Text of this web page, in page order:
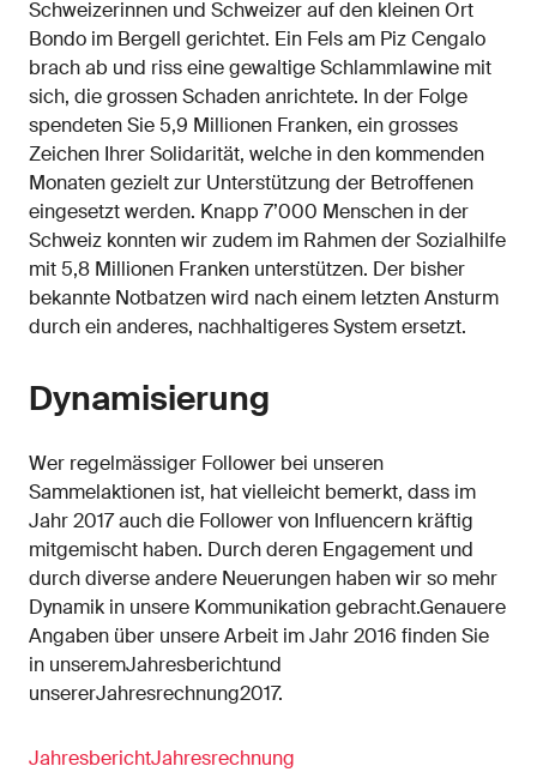
Schweizerinnen und Schweizer auf den kleinen Ort
Bondo im Bergell gerichtet. Ein Fels am Piz Cengalo
brach ab und riss eine gewaltige Schlammlawine mit
sich, die grossen Schaden anrichtete. In der Folge
spendeten Sie 5,9 Millionen Franken, ein grosses
Zeichen Ihrer Solidarität, welche in den kommenden
Monaten gezielt zur Unterstützung der Betroffenen
eingesetzt werden. Knapp 7’000 Menschen in der
Schweiz konnten wir zudem im Rahmen der Sozialhilfe
mit 5,8 Millionen Franken unterstützen. Der bisher
bekannte Notbatzen wird nach einem letzten Ansturm
durch ein anderes, nachhaltigeres System ersetzt.
Dynamisierung
Wer regelmässiger Follower bei unseren
Sammelaktionen ist, hat vielleicht bemerkt, dass im
Jahr 2017 auch die Follower von Influencern kräftig
mitgemischt haben. Durch deren Engagement und
durch diverse andere Neuerungen haben wir so mehr
Dynamik in unsere Kommunikation gebracht.Genauere
Angaben über unsere Arbeit im Jahr 2016 finden Sie
in unseremJahresberichtund
unsererJahresrechnung2017.
JahresberichtJahresrechnung